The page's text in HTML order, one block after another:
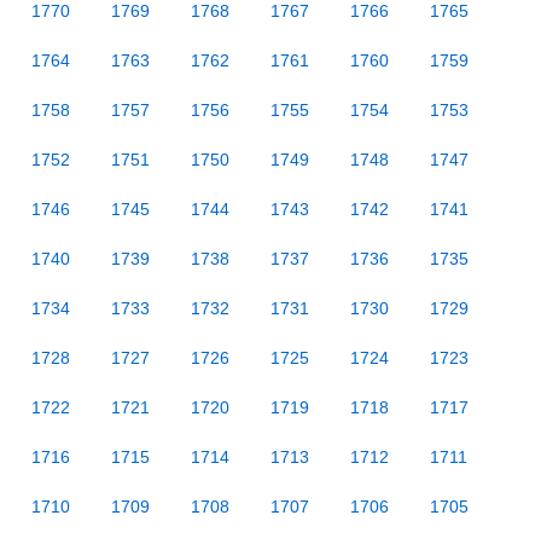
1770 1769 1768 1767 1766 1765
1764 1763 1762 1761 1760 1759
1758 1757 1756 1755 1754 1753
1752 1751 1750 1749 1748 1747
1746 1745 1744 1743 1742 1741
1740 1739 1738 1737 1736 1735
1734 1733 1732 1731 1730 1729
1728 1727 1726 1725 1724 1723
1722 1721 1720 1719 1718 1717
1716 1715 1714 1713 1712 1711
1710 1709 1708 1707 1706 1705